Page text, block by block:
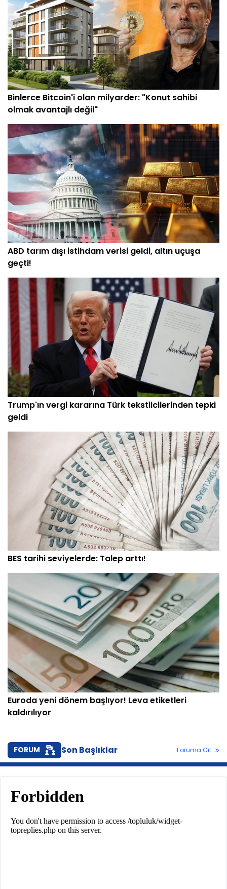
Binlerce Bitcoin'i olan milyarder: "Konut sahibi
olmak avantajlı değil"
ABD tarım dışı istihdam verisi geldi, altın uçuşa
geçti!
Trump'ın vergi kararına Türk tekstilcilerinden tepki
geldi
BES tarihi seviyelerde: Talep arttı!
Euroda yeni dönem başlıyor! Leva etiketleri
kaldırılıyor
FORUM Son Başlıklar Foruma Git